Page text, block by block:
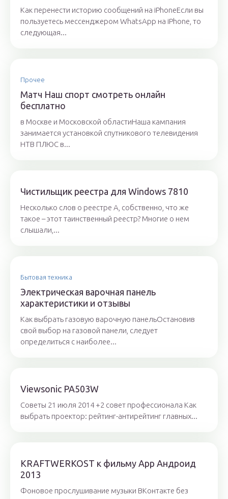
Как перенести историю сообщений на iPhoneЕсли вы
пользуетесь мессенджером WhatsApp на iPhone, то
следующая...
Прочее
Матч Наш спорт смотреть онлайн
бесплатно
в Москве и Московской областиНаша кампания
занимается установкой спутникового телевидения
НТВ ПЛЮС в...
Чистильщик реестра для Windows 7810
Несколько слов о реестре А, собственно, что же
такое – этот таинственный реестр? Многие о нем
слышали,...
Бытовая техника
Электрическая варочная панель
характеристики и отзывы
Как выбрать газовую варочную панельОстановив
свой выбор на газовой панели, следует
определиться с наиболее...
Viewsonic PA503W
Советы 21 июля 2014 +2 совет профессионала Как
выбрать проектор: рейтинг-антирейтинг главных...
KRAFTWERKOST к фильму App Андроид
2013
Фоновое прослушивание музыки ВКонтакте без